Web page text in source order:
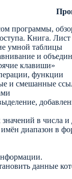
программы,
Книга. Лист
умной таблицы
и
клавиши»
функции
и смешанные
в числа и
диапазон в
данные